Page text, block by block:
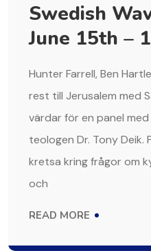
Swedish
June 15th –
Hunter Farrell, Ben
rest till Jerusalem med
värdar för en panel
teologen Dr. Tony Deik.
kretsa kring frågor om
och
READ MORE